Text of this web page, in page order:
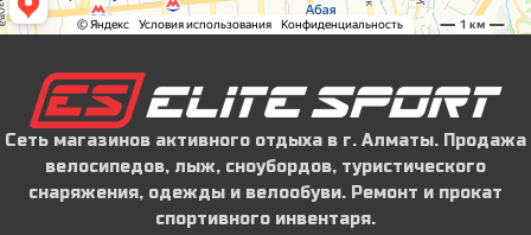
Сеть магазинов активного отдыха в г. Алматы. Продажа
велосипедов, лыж, сноубордов, туристического
снаряжения, одежды и велообуви. Ремонт и прокат
спортивного инвентаря.